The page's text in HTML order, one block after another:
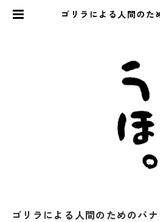
ゴリラによる人間のた
ゴリラによる人間のための